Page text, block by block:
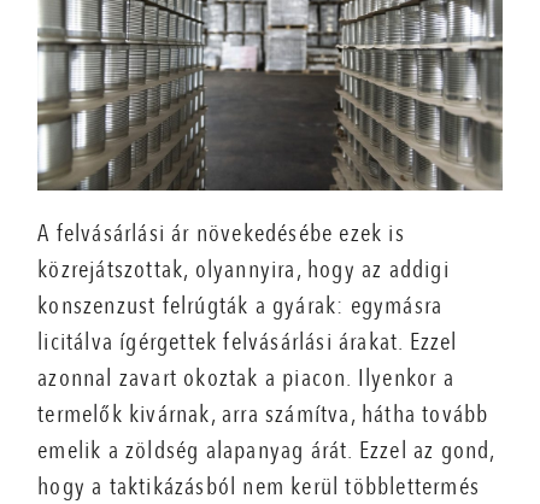
A felvásárlási ár növekedésébe ezek is
közrejátszottak, olyannyira, hogy az addigi
konszenzust felrúgták a gyárak: egymásra
licitálva ígérgettek felvásárlási árakat. Ezzel
azonnal zavart okoztak a piacon. Ilyenkor a
termelők kivárnak, arra számítva, hátha tovább
emelik a zöldség alapanyag árát. Ezzel az gond,
hogy a taktikázásból nem kerül többlettermés